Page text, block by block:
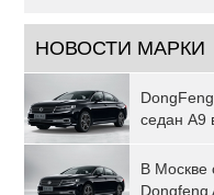
НОВОСТИ МАРКИ
седан A9
В Москве
Dongfeng